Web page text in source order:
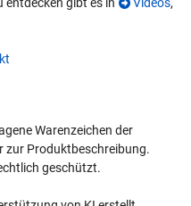
entdecken gibt es in Videos,
Warenzeichen der
zur Produktbeschreibung.
geschützt.